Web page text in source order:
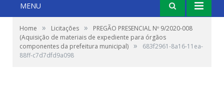
MENU
Home » Licitações »
PREGÃO PRESENCIAL Nº 9/2020-008
(Aquisição de materiais de expediente para órgãos
componentes da prefeitura municipal) »
683f2961-8a16-11ea-
88ff-c7d7dfd9a098